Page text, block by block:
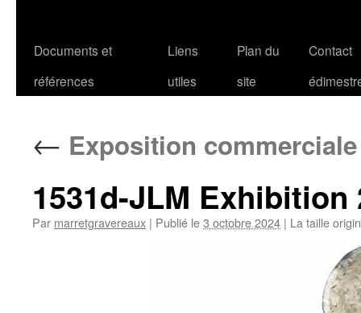
Documents et
références
Liens
utiles
Plan du
site
Contact
← Exposition
1531d-JLM
Par marretgravereaux | Publié le3 octobre 2024 | La taille